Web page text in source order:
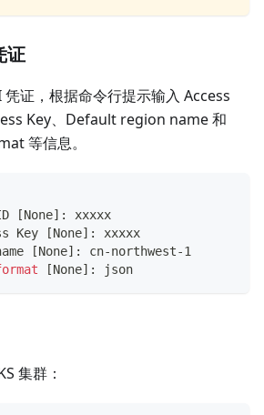
证
凭证，根据命令行提示输入 Access
Key、Default region name 和
等信息。
[None] : xxxxx
Key
[None] : xxxxx
[None] : cn-northwest-1
[None] : json
集群：